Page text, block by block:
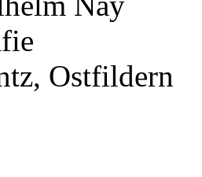
Ostfildern